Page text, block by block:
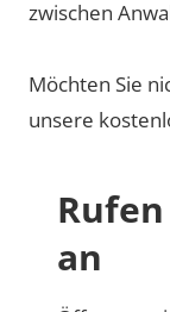
zwischen
Möchten Sie
unsere
an